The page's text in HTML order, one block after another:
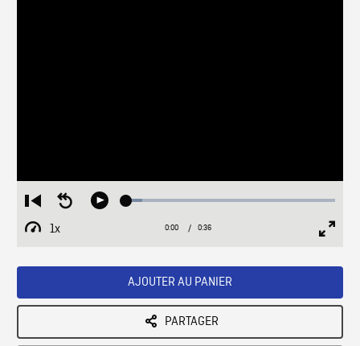
Restart
from
beginning
Seek
Play Loaded:
1x
Playback
Current
0:00 / Duration
0:36
AJOUTER AU PANIER
PARTAGER